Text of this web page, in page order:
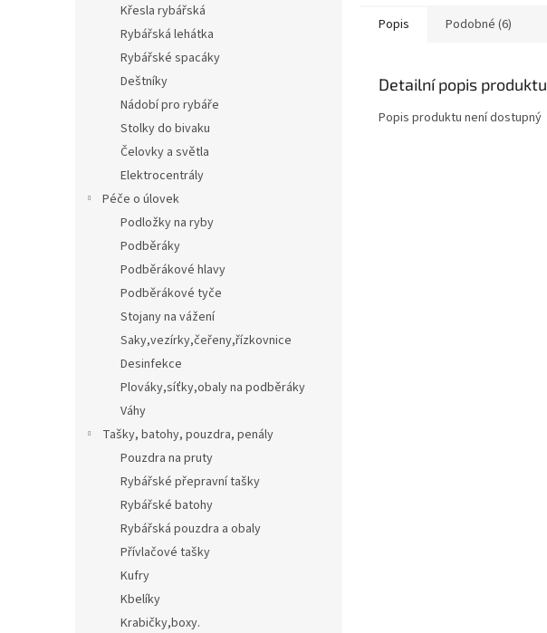
Křesla rybářská
Rybářská lehátka
Rybářské spacáky
Deštníky
Nádobí pro rybáře
Stolky do bivaku
Čelovky a světla
Elektrocentrály
Péče o úlovek
Podložky na ryby
Podběráky
Podběrákové hlavy
Podběrákové tyče
Stojany na vážení
Saky,vezírky,čeřeny,řízkovnice
Desinfekce
Plováky,síťky,obaly na podběráky
Váhy
Tašky, batohy, pouzdra, penály
Pouzdra na pruty
Rybářské přepravní tašky
Rybářské batohy
Rybářská pouzdra a obaly
Přívlačové tašky
Kufry
Kbelíky
Krabičky,boxy.
Popis Podobné (6)
Detailní popis produktu
Popis produktu není dostupný